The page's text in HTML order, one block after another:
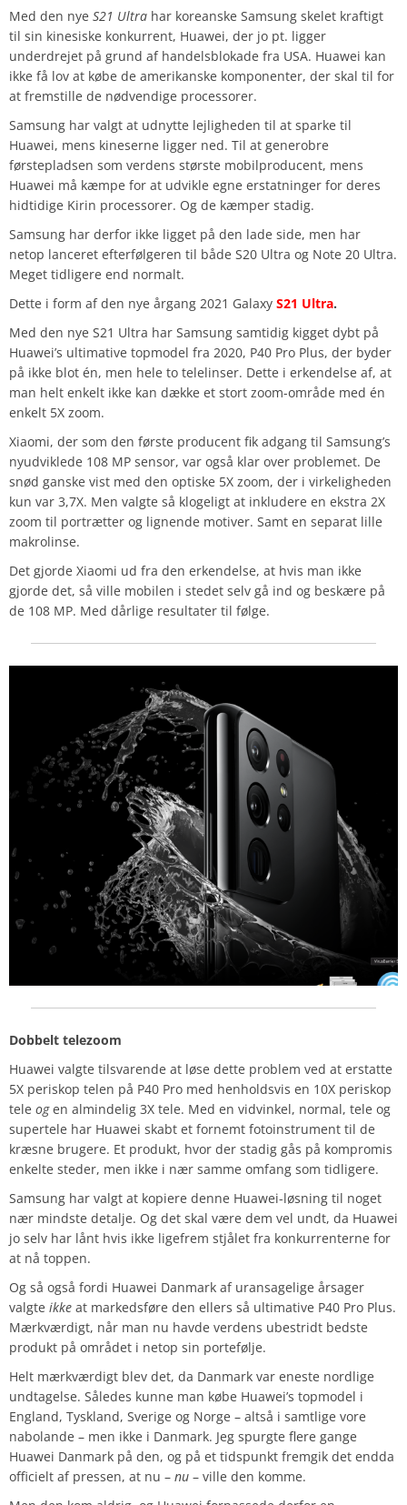
Med den nye S21 Ultra har koreanske Samsung skelet kraftigt
til sin kinesiske konkurrent, Huawei, der jo pt. ligger
underdrejet på grund af handelsblokade fra USA. Huawei kan
ikke få lov at købe de amerikanske komponenter, der skal til for
at fremstille de nødvendige processorer.
Samsung har valgt at udnytte lejligheden til at sparke til
Huawei, mens kineserne ligger ned. Til at generobre
førstepladsen som verdens største mobilproducent, mens
Huawei må kæmpe for at udvikle egne erstatninger for deres
hidtidige Kirin processorer. Og de kæmper stadig.
Samsung har derfor ikke ligget på den lade side, men har
netop lanceret efterfølgeren til både S20 Ultra og Note 20 Ultra.
Meget tidligere end normalt.
Dette i form af den nye årgang 2021 Galaxy S21 Ultra.
Med den nye S21 Ultra har Samsung samtidig kigget dybt på
Huawei’s ultimative topmodel fra 2020, P40 Pro Plus, der byder
på ikke blot én, men hele to telelinser. Dette i erkendelse af, at
man helt enkelt ikke kan dække et stort zoom-område med én
enkelt 5X zoom.
Xiaomi, der som den første producent fik adgang til Samsung’s
nyudviklede 108 MP sensor, var også klar over problemet. De
snød ganske vist med den optiske 5X zoom, der i virkeligheden
kun var 3,7X. Men valgte så klogeligt at inkludere en ekstra 2X
zoom til portrætter og lignende motiver. Samt en separat lille
makrolinse.
Det gjorde Xiaomi ud fra den erkendelse, at hvis man ikke
gjorde det, så ville mobilen i stedet selv gå ind og beskære på
de 108 MP. Med dårlige resultater til følge.
Dobbelt telezoom
Huawei valgte tilsvarende at løse dette problem ved at erstatte
5X periskop telen på P40 Pro med henholdsvis en 10X periskop
tele ogen almindelig 3X tele. Med en vidvinkel, normal, tele og
supertele har Huawei skabt et fornemt fotoinstrument til de
kræsne brugere. Et produkt, hvor der stadig gås på kompromis
enkelte steder, men ikke i nær samme omfang som tidligere.
Samsung har valgt at kopiere denne Huawei-løsning til noget
nær mindste detalje. Og det skal være dem vel undt, da Huawei
jo selv har lånt hvis ikke ligefrem stjålet fra konkurrenterne for
at nå toppen.
Og så også fordi Huawei Danmark af uransagelige årsager
valgte ikke at markedsføre den ellers så ultimative P40 Pro Plus.
Mærkværdigt, når man nu havde verdens ubestridt bedste
produkt på området i netop sin portefølje.
Helt mærkværdigt blev det, da Danmark var eneste nordlige
undtagelse. Således kunne man købe Huawei’s topmodel i
England, Tyskland, Sverige og Norge – altså i samtlige vore
nabolande – men ikke i Danmark. Jeg spurgte flere gange
Huawei Danmark på den, og på et tidspunkt fremgik det endda
officielt af pressen, at nu – nu – ville den komme.